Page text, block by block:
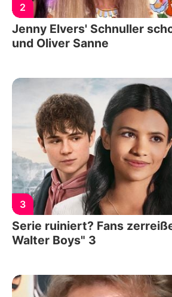
2
Jenny Elvers' Schnuller
und Oliver Sanne
3
Serie ruiniert? Fans
Walter Boys" 3